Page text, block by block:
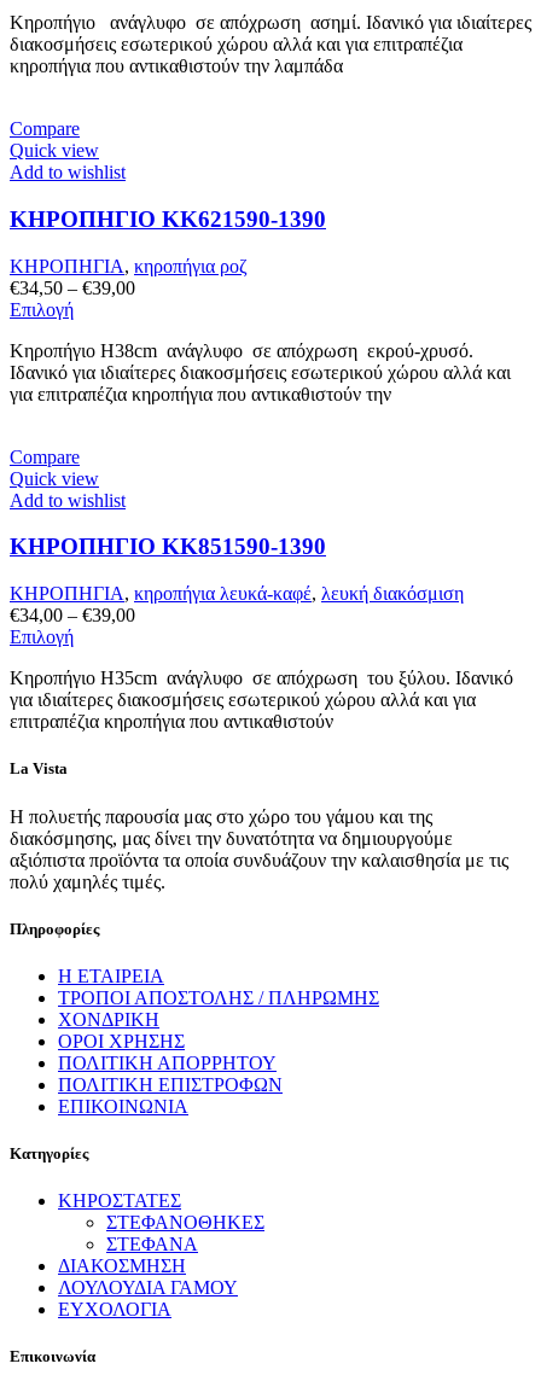
through
€42,00
προϊόν
έχει
πολλαπλές
επιλογές
μπορούν
να
στη
του
προϊόντος
Κηροπήγιο ανάγλυφo σε απόχρωση ασημί. Ιδανικό για ιδιαίτερες
διακοσμήσεις εσωτερικού χώρου αλλά και για επιτραπέζια
κηροπήγια που αντικαθιστούν την λαμπάδα
Compare
Quick view
Add to wishlist
ΚΗΡΟΠΗΓΙΟ KK621590-1390
ΚΗΡΟΠΗΓΙΑ, κηροπήγια ροζ
€34,50 – €39,00Price
through
€39,00
ΕπιλογήΑυτό
προϊόν
έχει
πολλαπλές
επιλογές
μπορούν
να
στη
του
προϊόντος
Κηροπήγιο Η38cm ανάγλυφo σε απόχρωση εκρού-χρυσό.
Ιδανικό για ιδιαίτερες διακοσμήσεις εσωτερικού χώρου αλλά και
για επιτραπέζια κηροπήγια που αντικαθιστούν την
Compare
Quick view
Add to wishlist
ΚΗΡΟΠΗΓΙΟ KK851590-1390
ΚΗΡΟΠΗΓΙΑ, κηροπήγια λευκά-καφέ, λευκή διακόσμιση
€34,00 – €39,00Price
through
€39,00
ΕπιλογήΑυτό
προϊόν
έχει
πολλαπλές
μπορούν
να
επιλεγούν
στη
σελίδα
του
προϊόντος
Κηροπήγιο Η35cm ανάγλυφo σε απόχρωση του ξύλου. Ιδανικό
για ιδιαίτερες διακοσμήσεις εσωτερικού χώρου αλλά και για
επιτραπέζια κηροπήγια που αντικαθιστούν
La Vista
Η πολυετής παρουσία μας στο χώρο του γάμου και της
διακόσμησης, μας δίνει την δυνατότητα να δημιουργούμε
αξιόπιστα προϊόντα τα οποία συνδυάζουν την καλαισθησία με τις
πολύ χαμηλές τιμές.
Πληροφορίες
Η ΕΤΑΙΡΕΙΑ
ΤΡΟΠΟΙ ΑΠΟΣΤΟΛΗΣ / ΠΛΗΡΩΜΗΣ
ΧΟΝΔΡΙΚΗ
ΟΡΟΙ ΧΡΗΣΗΣ
ΠΟΛΙΤΙΚΗ ΑΠΟΡΡΗΤΟΥ
ΠΟΛΙΤΙΚΗ ΕΠΙΣΤΡΟΦΩΝ
ΕΠΙΚΟΙΝΩΝΙΑ
Κατηγορίες
ΚΗΡΟΣΤΑΤΕΣ
ΣΤΕΦΑΝΟΘΗΚΕΣ
ΣΤΕΦΑΝΑ
ΔΙΑΚΟΣΜΗΣΗ
ΛΟΥΛΟΥΔΙΑ ΓΑΜΟΥ
ΕΥΧΟΛΟΓΙΑ
Επικοινωνία